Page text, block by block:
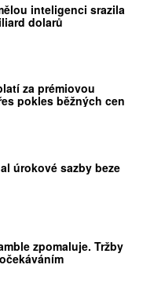
inteligenci srazila
dolarů
za prémiovou
pokles běžných cen
úrokové sazby beze
zpomaluje. Tržby